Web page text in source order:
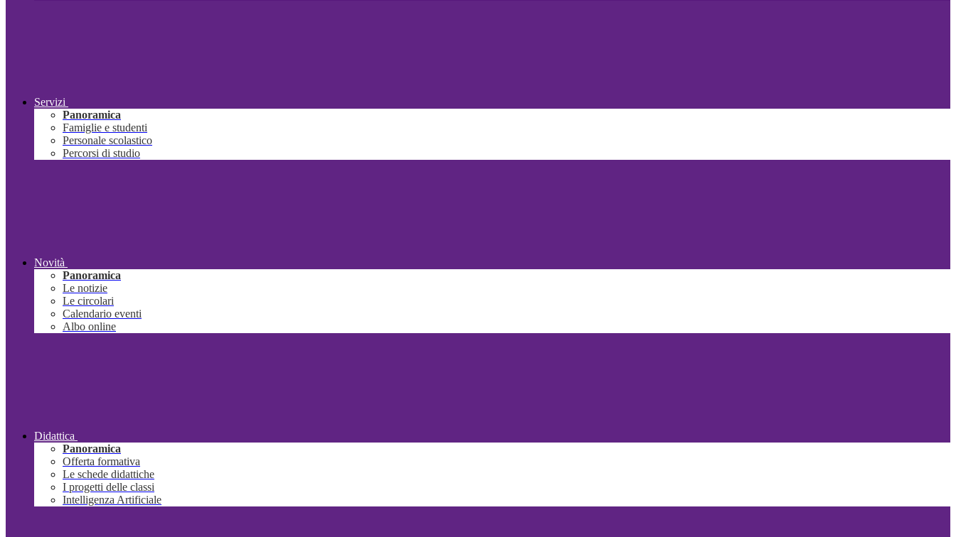
Servizi
Panoramica
Famiglie e studenti
Personale scolastico
Percorsi di studio
Novità
Panoramica
Le notizie
Le circolari
Calendario eventi
Albo online
Didattica
Panoramica
Offerta formativa
Le schede didattiche
I progetti delle classi
Intelligenza Artificiale